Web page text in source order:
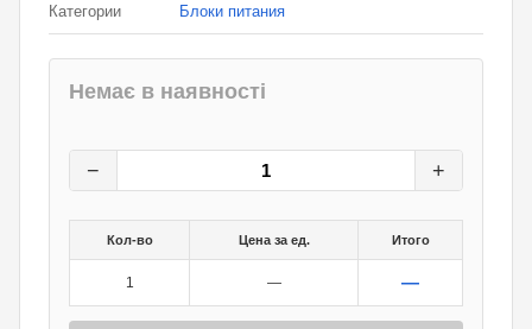
Категории Блоки питания
Немає в наявності
− +
Кол-во Цена за ед. Итого
1 — —